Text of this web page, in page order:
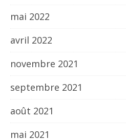
mai 2022
avril 2022
novembre 2021
septembre 2021
août 2021
mai 2021